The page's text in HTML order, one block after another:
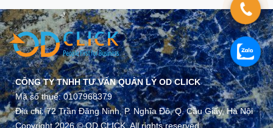
CÔNG TY TNHH TƯ VẤN QUẢN LÝ OD CLICK
Mã số thuế: 0107968379
Địa chỉ: 72 Trần Đăng Ninh, P. Nghĩa Đô, Q. Cầu Giấy, Hà Nội
Copyright 2026 © OD CLICK. All rights reserved.